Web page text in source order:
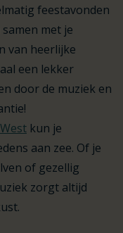
feestavonden
met je
van heerlijke
een lekker
door de muziek en
kun je
aan zee. Of je
of gezellig
zorgt altijd